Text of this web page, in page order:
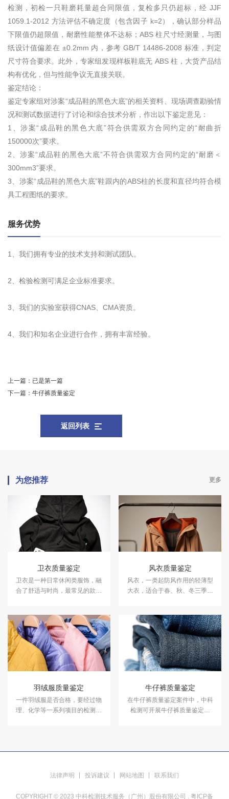
检测，初检一只鞋磨耗量超合同限值，复检多只仍超标，经 JJF
1059.1-2012 方法评估不确定度（包含因子 k=2），确认部分样品
下限值仍超限值，耐磨性能整体不达标；ABS 柱尺寸经测量，与图
纸设计值偏差在 ±0.2mm 内，参考 GB/T 14486-2008 标准，判定
尺寸符合要求。此外，专家组发现样板鞋底无 ABS 柱，大货产品结
构有优化，但与性能争议无直接关联。
鉴定结论：
鉴定专家组对涉案“成品鞋的黑色大底”的相关资料、现场调查勘验情
况和测试数据进行了讨论和综合技术分析，作出以下鉴定意见：
1、涉案“成品鞋的黑色大底”符合供需双方合同约定的“耐曲折
150000次”要求。
2、涉案“成品鞋的黑色大底”不符合供需双方合同约定的“耐磨＜
300mm3”要求。
3、涉案“成品鞋的黑色大底”鞋跟内的ABS柱的长度和直径均符合模
具工程图纸的要求。
服务优势
1、我们拥有专业的技术支持和测试团队。
2、检验检测可满足企业标准要求。
3、我们的实验室获得CNAS、CMA资质。
4、我们和知名企业进行合作，拥有丰富经验。
上一篇： 已是第一篇
下一篇： 牛仔裤质量鉴定
返回列表
为您推荐 更多
卫衣质量鉴定
卫衣是一种日常休闲类服饰，融
合了舒适与时尚，最常见的款式
休闲服要厚，袖口紧缩有弹性，
衣服下的边和袖口的料子是一样
的。
风衣质量鉴定
风衣，一类起防风作用的轻薄型
大衣，适合于春、秋、冬三季外
质量鉴定服务。
羽绒服质量鉴定
一件羽绒服是否合格，要经过物
理、化学等一系列项目的检测进
科检测可提供羽绒服质量鉴定服
牛仔裤质量鉴定
在牛仔裤质量鉴定案件中，中科
检测可开展牛仔裤质量鉴定服
法律声明 投诉建议 网站地图 联系我们
COPYRIGHT © 2023 中科检测技术服务（广州）股份有限公司 . 粤ICP备